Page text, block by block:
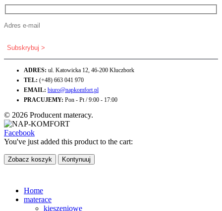
ADRES: ul. Katowicka 12, 46-200 Kluczbork
TEL: (+48) 663 041 970
EMAIL: biuro@napkomfort.pl
PRACUJEMY: Pon - Pt / 9:00 - 17:00
© 2026 Producent materacy.
Facebook
You've just added this product to the cart:
Zobacz koszyk Kontynuuj
Home
materace
kieszeniowe